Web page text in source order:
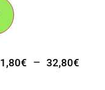
1,80€ – 32,80€